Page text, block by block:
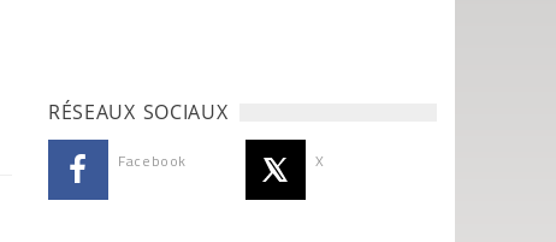
RÉSEAUX SOCIAUX
Facebook X